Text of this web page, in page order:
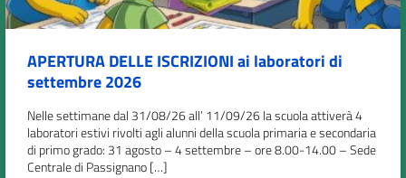
APERTURA DELLE ISCRIZIONI ai laboratori di
settembre 2026
Nelle settimane dal 31/08/26 all’ 11/09/26 la scuola attiverà 4
laboratori estivi rivolti agli alunni della scuola primaria e secondaria
di primo grado: 31 agosto – 4 settembre – ore 8.00-14.00 – Sede
Centrale di Passignano […]